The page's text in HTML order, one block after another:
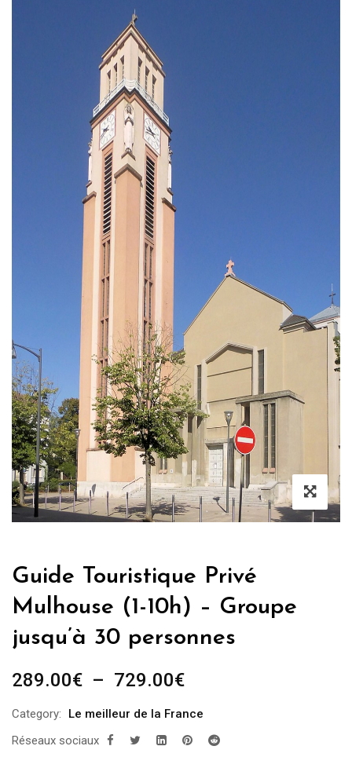
Guide Touristique Privé
Mulhouse (1-10h) – Groupe
jusqu’à 30 personnes
289.00€ – 729.00€Plage
prix :
289.00€
Category:
Le meilleur de la France
Réseaux sociaux